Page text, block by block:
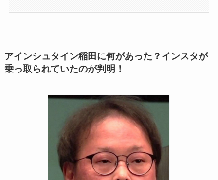
アインシュタイン稲田に何があった？インスタが
乗っ取られていたのが判明！